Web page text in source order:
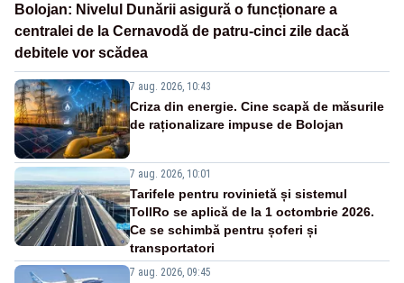
Bolojan: Nivelul Dunării asigură o funcționare a
centralei de la Cernavodă de patru-cinci zile dacă
debitele vor scădea
7 aug. 2026, 10:43
Criza din energie. Cine scapă de măsurile
de raționalizare impuse de Bolojan
7 aug. 2026, 10:01
Tarifele pentru rovinietă și sistemul
TollRo se aplică de la 1 octombrie 2026.
Ce se schimbă pentru șoferi și
transportatori
7 aug. 2026, 09:45